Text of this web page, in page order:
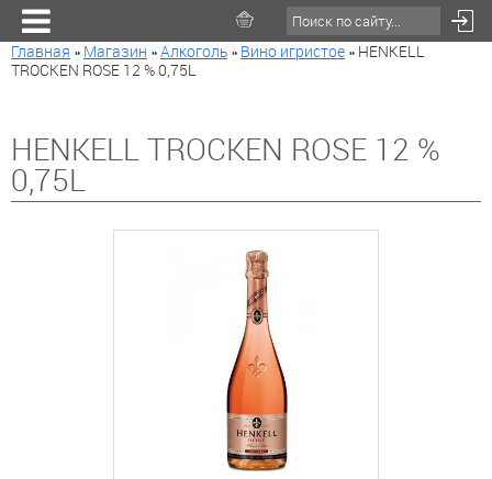
Главная » Магазин »Алкоголь » Вино игристое » HENKELL
TROCKEN ROSE 12 % 0,75L
HENKELL TROCKEN ROSE 12 %
0,75L